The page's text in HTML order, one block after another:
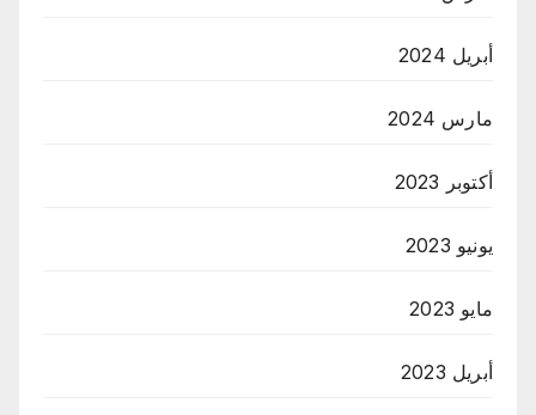
أبريل 2024
مارس 2024
أكتوبر 2023
يونيو 2023
مايو 2023
أبريل 2023